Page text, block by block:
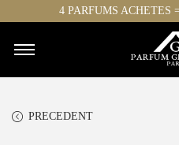
4 PARFUMS ACHETES
PRECEDENT